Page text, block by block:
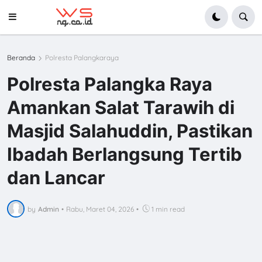
Beranda Polresta Palangkaraya
Polresta Palangka Raya
Amankan Salat Tarawih di
Masjid Salahuddin, Pastikan
Ibadah Berlangsung Tertib
dan Lancar
by Admin • Rabu, Maret 04, 2026 • 1 min read